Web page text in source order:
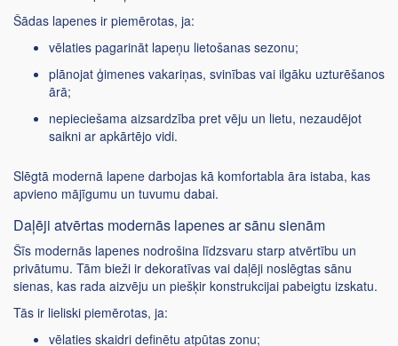
Šādas lapenes ir piemērotas, ja:
vēlaties pagarināt lapeņu lietošanas sezonu;
plānojat ģimenes vakariņas, svinības vai ilgāku uzturēšanos
ārā;
nepieciešama aizsardzība pret vēju un lietu, nezaudējot
saikni ar apkārtējo vidi.
Slēgtā modernā lapene darbojas kā komfortabla āra istaba, kas
apvieno mājīgumu un tuvumu dabai.
Daļēji atvērtas modernās lapenes ar sānu sienām
Šīs modernās lapenes nodrošina līdzsvaru starp atvērtību un
privātumu. Tām bieži ir dekoratīvas vai daļēji noslēgtas sānu
sienas, kas rada aizvēju un piešķir konstrukcijai pabeigtu izskatu.
Tās ir lieliski piemērotas, ja:
vēlaties skaidri definētu atpūtas zonu;